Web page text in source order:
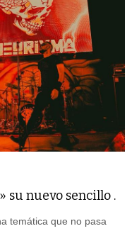
su nuevo sencillo .
temática que no pasa